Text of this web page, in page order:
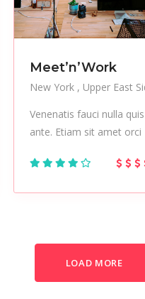
Meet’n’Work
New York
Upper East
Venenatis fauci nulla quis
ante. Etiam sit amet orci
LOAD MORE